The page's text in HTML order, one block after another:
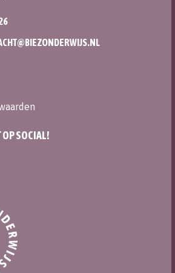
OP SOCIAL!